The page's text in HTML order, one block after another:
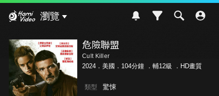
瀏覽
危險聯盟
Cult Killer
2024．美國．104分鐘 ． 輔12級 ．HD畫質
類型 驚悚